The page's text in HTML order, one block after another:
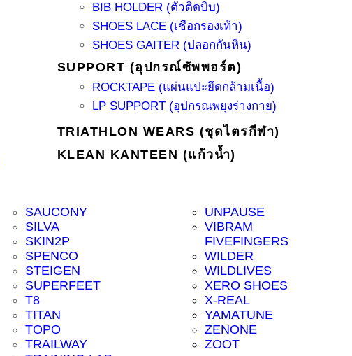
BIB HOLDER (ตัวติดบิบ)
SHOES LACE (เชือกรองเท้า)
SHOES GAITER (ปลอกกันหิน)
SUPPORT (อุปกรณ์ซัพพอร์ต)
ROCKTAPE (แผ่นแปะยึดกล้ามเนื้อ)
LP SUPPORT (อุปกรณพยุงร่างกาย)
TRIATHLON WEARS (ชุดไตรกีฬา)
KLEAN KANTEEN (แก้วน้ำ)
SAUCONY
SILVA
SKIN2P
SPENCO
STEIGEN
SUPERFEET
T8
TITAN
TOPO
TRAILWAY
UNPAUSE
VIBRAM
FIVEFINGERS
WILDER
WILDLIVES
XERO SHOES
X-REAL
YAMATUNE
ZENONE
ZOOT